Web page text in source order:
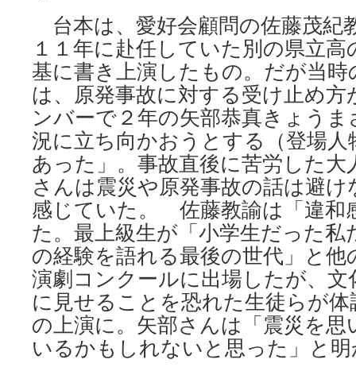
台本は、愛好会顧問の佐藤茂紀
１１年に赴任していた別の県立
基に書き上演したもの。だが当
は、原発事故に対する受け止め
ンバーで２年の矢部恭真きょう
況に立ち向かおうとする（登場
あった」。事故直後に苦労した大
さんは震災や原発事故の話は避
感じていた。 佐藤教諭は「違和
た。最上級生が「小学生だった私
の経験を語れる最後の世代」と
演劇コンクールに出場したが、
に見せることを恐れた生徒らが
の上演に。矢部さんは「震災を
いるかもしれないと思った」と